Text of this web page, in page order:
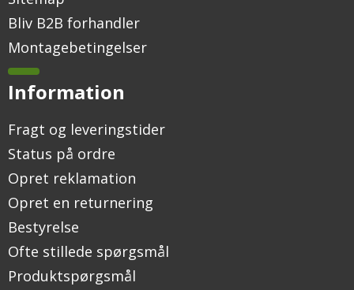
Bliv B2B forhandler
Montagebetingelser
Information
Fragt og leveringstider
Status på ordre
Opret reklamation
Opret en returnering
Bestyrelse
Ofte stillede spørgsmål
Produktspørgsmål